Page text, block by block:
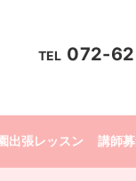
出張レッスン 講師
TEL 072-